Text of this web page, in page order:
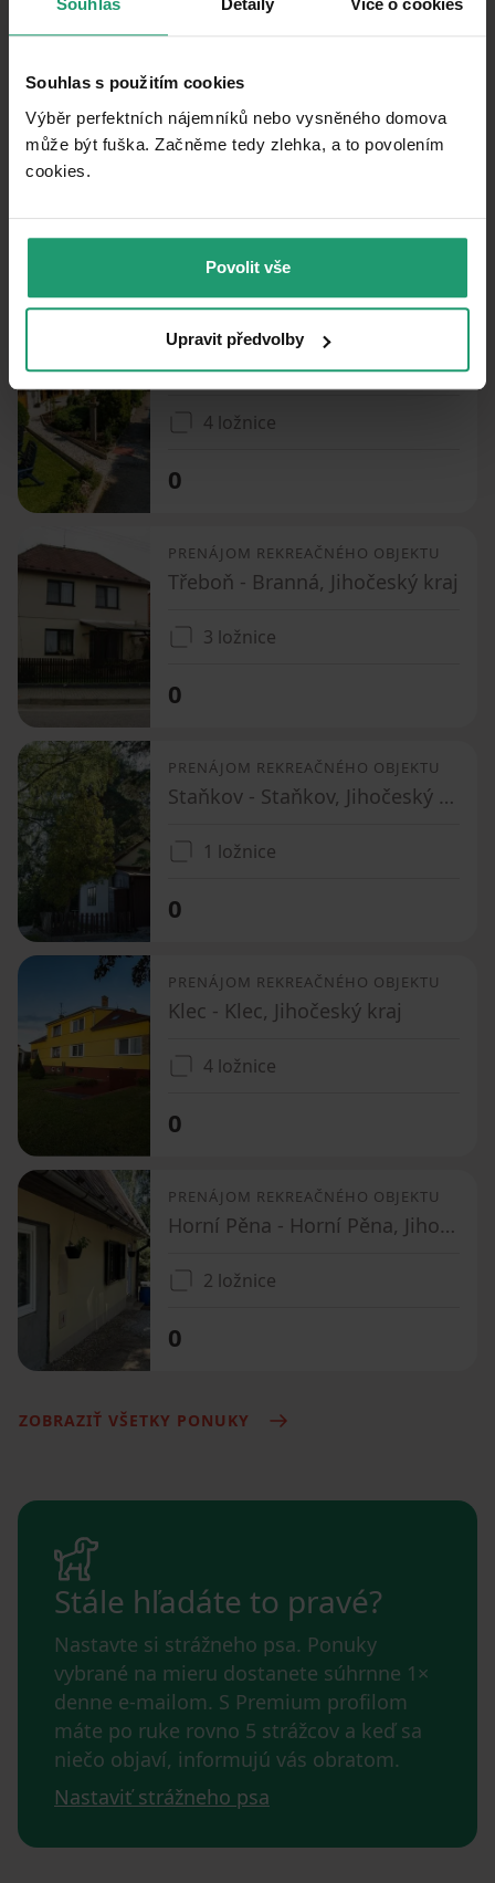
Souhlas Detaily Více o cookies
Souhlas s použitím cookies
Výběr perfektních nájemníků nebo vysněného domova
může být fuška. Začněme tedy zlehka, a to povolením
cookies.​
Povolit vše
Upravit předvolby
PRENÁJOM REKREAČNÉHO OBJEKTU
PRENÁJOM REKREAČNÉHO OBJEKTU
Jindřichův Hradec - Buk u Jindřichova Hradce, Jihočeský kraj
4 ložnice
0
PRENÁJOM REKREAČNÉHO OBJEKTU
Třeboň - Branná, Jihočeský kraj
3 ložnice
0
PRENÁJOM REKREAČNÉHO OBJEKTU
Staňkov - Staňkov, Jihočeský kraj
1 ložnice
0
PRENÁJOM REKREAČNÉHO OBJEKTU
Klec - Klec, Jihočeský kraj
4 ložnice
0
PRENÁJOM REKREAČNÉHO OBJEKTU
Horní Pěna - Horní Pěna, Jihočeský kraj
2 ložnice
0
ZOBRAZIŤ VŠETKY PONUKY
Stále hľadáte to pravé?
Nastavte si strážneho psa. Ponuky
vybrané na mieru dostanete súhrnne 1×
denne e-mailom. S Premium profilom
máte po ruke rovno 5 strážcov a keď sa
niečo objaví, informujú vás obratom.
Nastaviť strážneho psa